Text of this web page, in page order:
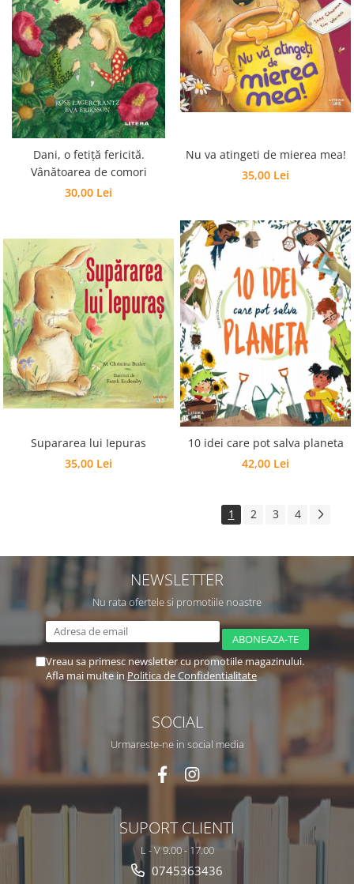
Dani, o fetiță fericită.
Vânătoarea de comori
30,00 Lei
Nu va atingeti de mierea mea!
35,00 Lei
Supararea lui Iepuras
35,00 Lei
10 idei care pot salva planeta
42,00 Lei
1 2 3 4
NEWSLETTER
Nu rata ofertele si promotiile noastre
Vreau sa primesc newsletter cu promotiile magazinului.
Afla mai multe in Politica de Confidentialitate
SOCIAL
Urmareste-ne in social media
SUPORT CLIENTI
L - V 9.00 - 17.00
0745363436